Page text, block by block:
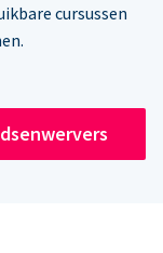
cursussen